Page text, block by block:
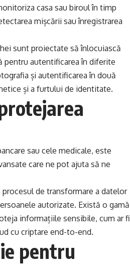
casa sau biroul în timp
mișcării sau înregistrarea
sunt proiectate să înlocuiască
pentru autentificarea în diferite
și autentificarea în două
și a furtului de identitate.
sau cele medicale, este
care ne pot ajuta să ne
de transformare a datelor
autorizate. Există o gamă
informațiile sensibile, cum ar fi
cu criptare end-to-end.
pentru